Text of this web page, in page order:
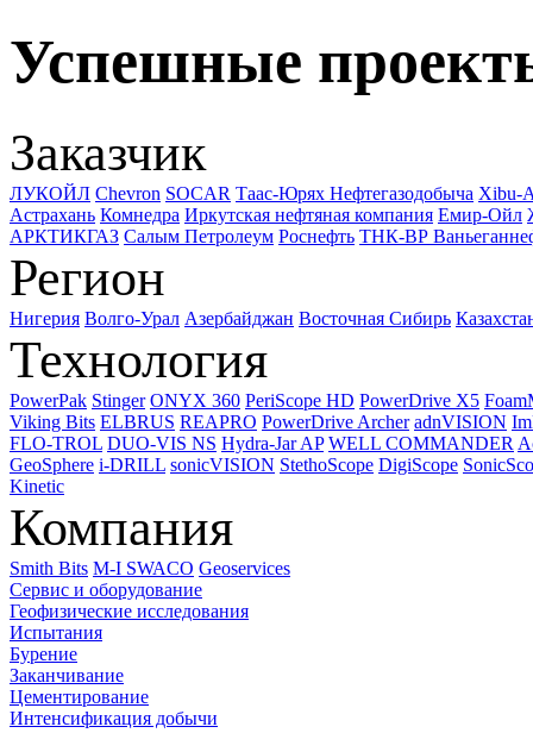
Успешные
Заказчик
ЛУКОЙЛ Chevron SOCAR Таас-Юрях Нефтегазодобыча Xibu-
Астрахань Комнедра Иркутская нефтяная компания Емир-Ойл
АРКТИКГАЗ Салым Петролеум Роснефть ТНК-ВР
Регион
Нигерия Волго-Урал Азербайджан Восточная Сибирь
Технология
PowerPak Stinger ONYX 360 PeriScope HD PowerDrive X5
Viking Bits ELBRUS REAPRO PowerDrive Archer adnVISION
FLO-TROL DUO-VIS NS Hydra-Jar AP WELL COMMANDER
GeoSphere i-DRILL sonicVISION StethoScope DigiScope
Kinetic
Компания
Smith Bits M-I SWACO Geoservices
Сервис и оборудование
Геофизические исследования
Испытания
Бурение
Заканчивание
Цементирование
Интенсификация добычи